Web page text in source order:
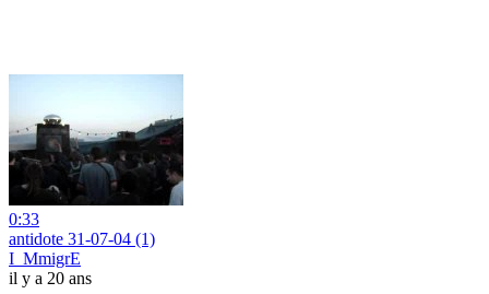
0:33
antidote 31-07-04 (1)
I_MmigrE
il y a 20 ans